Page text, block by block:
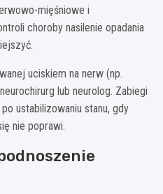
mięśniowe i
choroby nasilenie opadania
uciskiem na nerw (np.
lub neurolog. Zabiegi
ustabilizowaniu stanu, gdy
nie poprawi.